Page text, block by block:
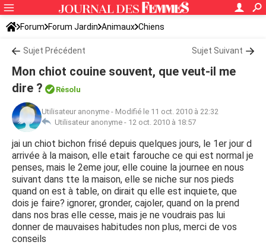
Forum Forum Jardin Animaux Chiens
Sujet Précédent Sujet Suivant
Mon chiot couine souvent, que veut-il me
dire ?
Résolu
Utilisateur anonyme - Modifié le 11 oct. 2010 à 22:32
Utilisateur anonyme - 12 oct. 2010 à 18:57
jai un chiot bichon frisé depuis quelques jours, le 1er jour d
arrivée à la maison, elle etait farouche ce qui est normal je
penses, mais le 2eme jour, elle couine la journee en nous
suivant dans tte la maison, elle se niche sur nos pieds
quand on est à table, on dirait qu elle est inquiete, que
dois je faire? ignorer, gronder, cajoler, quand on la prend
dans nos bras elle cesse, mais je ne voudrais pas lui
donner de mauvaises habitudes non plus, merci de vos
conseils